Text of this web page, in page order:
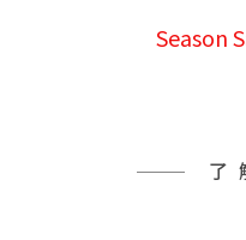
Season
了